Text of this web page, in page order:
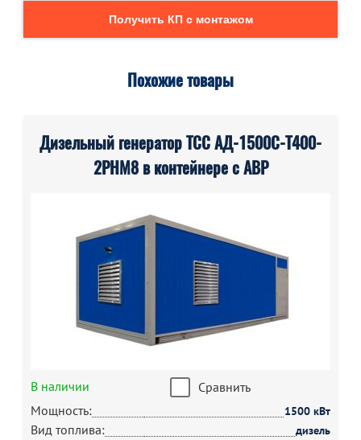
Получить КП с монтажом
Похожие товары
Дизельный генератор ТСС АД-1500С-Т400-
2РНМ8 в контейнере с АВР
В наличии
Сравнить
Мощность:
1500 кВт
Вид топлива: дизель